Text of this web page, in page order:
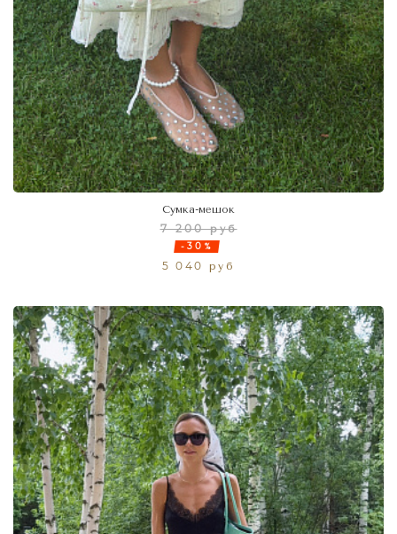
Сумка-мешок
7 200 руб
-30%
5 040 руб